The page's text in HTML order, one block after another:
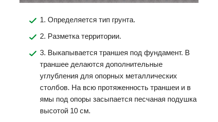
1. Определяется тип грунта.
2. Разметка территории.
3. Выкапывается траншея под фундамент. В
траншее делаются дополнительные
углубления для опорных металлических
столбов. На всю протяженность траншеи и в
ямы под опоры засыпается песчаная подушка
высотой 10 см.